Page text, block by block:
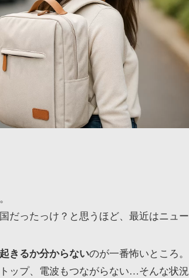
だったっけ？と思うほど、最近はニュ
きるか分からないのが一番怖いところ。
ップ、電波もつながらない…そんな状況